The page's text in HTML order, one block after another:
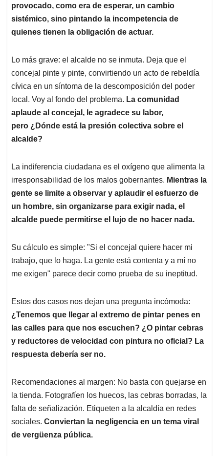
provocado, como era de esperar, un cambio
sistémico, sino pintando la incompetencia de
quienes tienen la obligación de actuar.
Lo más grave: el alcalde no se inmuta. Deja que el
concejal pinte y pinte, convirtiendo un acto de rebeldía
cívica en un síntoma de la descomposición del poder
local. Voy al fondo del problema. La comunidad
aplaude al concejal, le agradece su labor,
pero ¿Dónde está la presión colectiva sobre el
alcalde?
La indiferencia ciudadana es el oxígeno que alimenta la
irresponsabilidad de los malos gobernantes. Mientras la
gente se limite a observar y aplaudir el esfuerzo de
un hombre, sin organizarse para exigir nada, el
alcalde puede permitirse el lujo de no hacer nada.
Su cálculo es simple: "Si el concejal quiere hacer mi
trabajo, que lo haga. La gente está contenta y a mí no
me exigen" parece decir como prueba de su ineptitud.
Estos dos casos nos dejan una pregunta incómoda:
¿Tenemos que llegar al extremo de pintar penes en
las calles para que nos escuchen? ¿O pintar cebras
y reductores de velocidad con pintura no oficial? La
respuesta debería ser no.
Recomendaciones al margen: No basta con quejarse en
la tienda. Fotografíen los huecos, las cebras borradas, la
falta de señalización. Etiqueten a la alcaldía en redes
sociales. Conviertan la negligencia en un tema viral
de vergüenza pública.